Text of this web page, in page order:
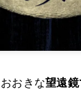
おきな望遠